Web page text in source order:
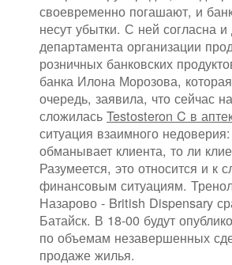
своевременно погашают, и
несут убытки. С ней согласна и
департамента организации
розничных банковских
банка Илона Морозова,
очередь, заявила, что сейчас
сложилась Testosteron C в
ситуация взаимного
обманывает клиента, то ли
Разумеется, это относится и к
финансовым ситуациям.
Назарово - British Dispensary
Батайск. В 18-00 будут
по объемам незавершенных
продаже жилья.